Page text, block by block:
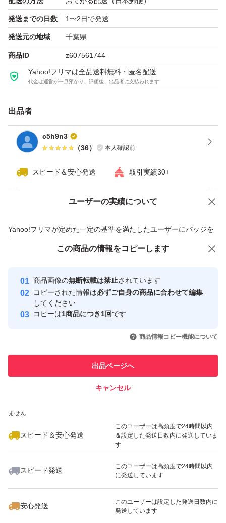
発送までの日数 1〜2日で発送
発送元の地域 千葉県
商品ID z607561744
Yahoo!フリマは全品送料無料・匿名配送
代金は運営が一旦預かり、評価後、出品者に支払われます
出品者
c5h9n3
（36） 本人確認前
スピード＆安心発送 取引実績30+
ユーザーの実績について
Yahoo!フリマが定めた一定の基準を満たしたユーザーにバッジを
付与しています
安心取引出品者
心・安全なユーザーです
取引実績
引を完了させた実績があります
での取引実績があります
ません
スピード＆安心発送
このユーザーは高頻度で24時間以内
＆設定した発送日数内に発送していま
す
スピード発送
このユーザーは高頻度で24時間以内
に発送しています
安心発送
このユーザーは設定した発送日数内に
発送しています
価格の相談 商品への質問
この商品の情報をコピーします
商品画像の無断転載は禁止されています
コピーされた情報は必ずご自身の商品に合わせて編集
してください
コピーは1商品につき1回です
商品情報コピー機能について
出品ページへ
キャンセル
この商品をみている人にオススメ
いいね！
2,580